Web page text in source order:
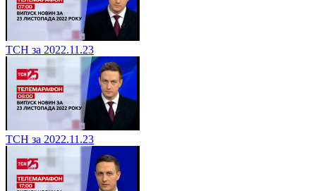
ТСН за 2022.11.23
ТСН за 2022.11.23